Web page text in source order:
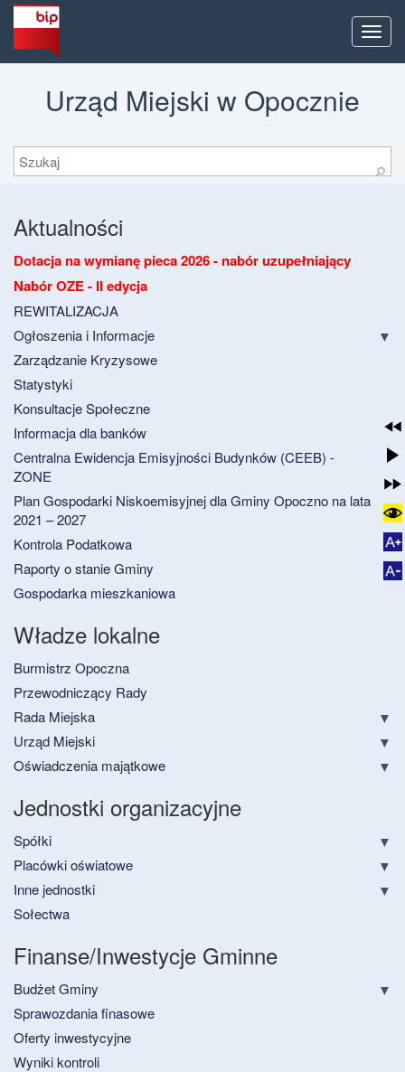
Menu
Urząd Miejski w Opocznie
Szukaj
⚲
Aktualności
Dotacja na wymianę pieca 2026 - nabór uzupełniający
Nabór OZE - II edycja
REWITALIZACJA
Ogłoszenia i Informacje
Zarządzanie Kryzysowe
Statystyki
Konsultacje Społeczne
Informacja dla banków
Centralna Ewidencja Emisyjności Budynków (CEEB) -
ZONE
Plan Gospodarki Niskoemisyjnej dla Gminy Opoczno na lata
2021 – 2027
Kontrola Podatkowa
Raporty o stanie Gminy
Gospodarka mieszkaniowa
Władze lokalne
Burmistrz Opoczna
Przewodniczący Rady
Rada Miejska
Urząd Miejski
Oświadczenia majątkowe
Jednostki organizacyjne
Spółki
Placówki oświatowe
Inne jednostki
Sołectwa
Finanse/Inwestycje Gminne
Budżet Gminy
Sprawozdania finasowe
Oferty inwestycyjne
Wyniki kontroli